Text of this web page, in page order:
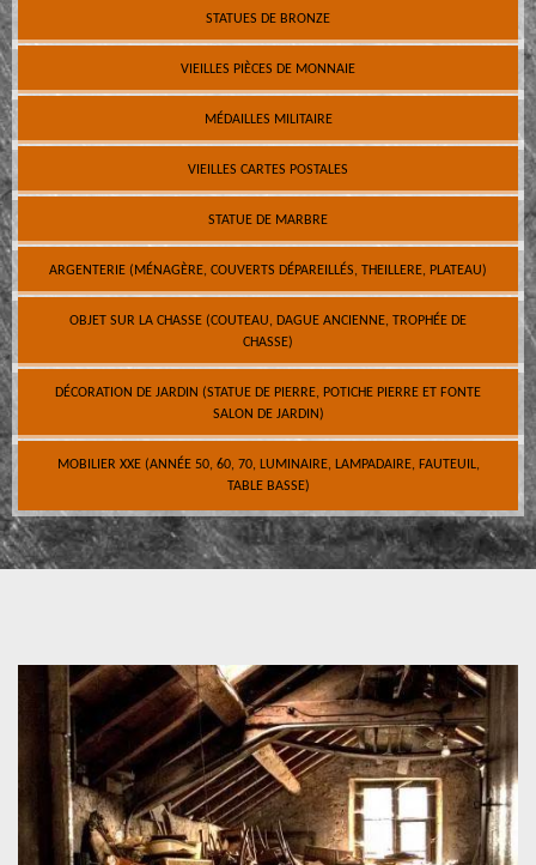
STATUES DE BRONZE
VIEILLES PIÈCES DE MONNAIE
MÉDAILLES MILITAIRE
VIEILLES CARTES POSTALES
STATUE DE MARBRE
ARGENTERIE (MÉNAGÈRE, COUVERTS DÉPAREILLÉS, THEILLERE, PLATEAU)
OBJET SUR LA CHASSE (COUTEAU, DAGUE ANCIENNE, TROPHÉE DE
CHASSE)
DÉCORATION DE JARDIN (STATUE DE PIERRE, POTICHE PIERRE ET FONTE
SALON DE JARDIN)
MOBILIER XXE (ANNÉE 50, 60, 70, LUMINAIRE, LAMPADAIRE, FAUTEUIL,
TABLE BASSE)